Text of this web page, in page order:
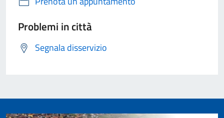
Problemi in città
Segnala disservizio